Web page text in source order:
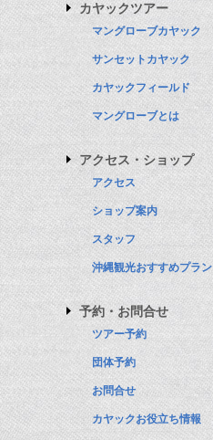
カヤックツアー
マングローブカヤック
サンセットカヤック
カヤックフィールド
マングローブとは
アクセス・ショップ
アクセス
ショップ案内
スタッフ
沖縄観光おすすめプラン
予約・お問合せ
ツアー予約
団体予約
お問合せ
カヤックお役立ち情報